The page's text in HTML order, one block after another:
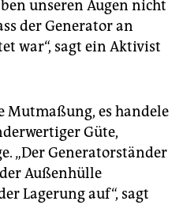
unseren Augen nicht
der Generator an
war“, sagt ein Aktivist
Mutmaßung, es handele
Güte,
„Der Generatorständer
Außenhülle
Lagerung auf“, sagt